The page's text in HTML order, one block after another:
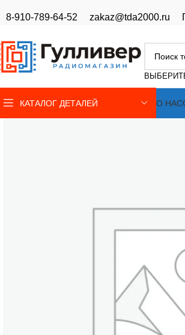
8-910-789-64-52 zakaz@tda2000.ru
КАТАЛОГ ДЕТАЛЕЙ О НАС